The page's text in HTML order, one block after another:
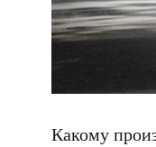
Какому